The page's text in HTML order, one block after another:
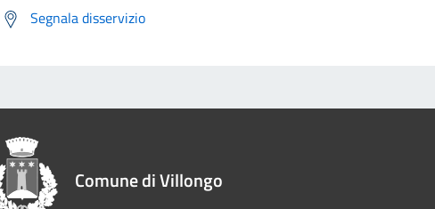
Segnala disservizio
Comune di Villongo